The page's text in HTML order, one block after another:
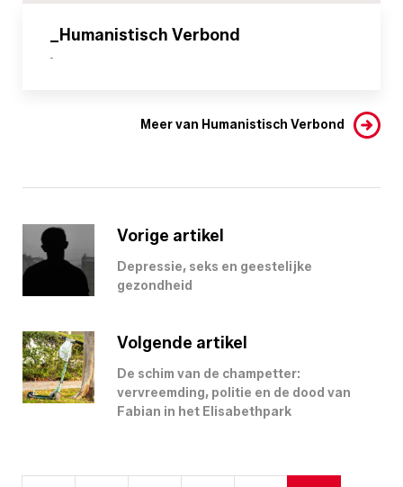
_Humanistisch Verbond
-
Meer van Humanistisch Verbond
Vorige artikel
Depressie, seks en geestelijke
gezondheid
Volgende artikel
De schim van de champetter:
vervreemding, politie en de dood van
Fabian in het Elisabethpark